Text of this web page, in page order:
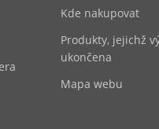
Kde nakupovat
Produkty, jejichž
ukončena
Mapa webu